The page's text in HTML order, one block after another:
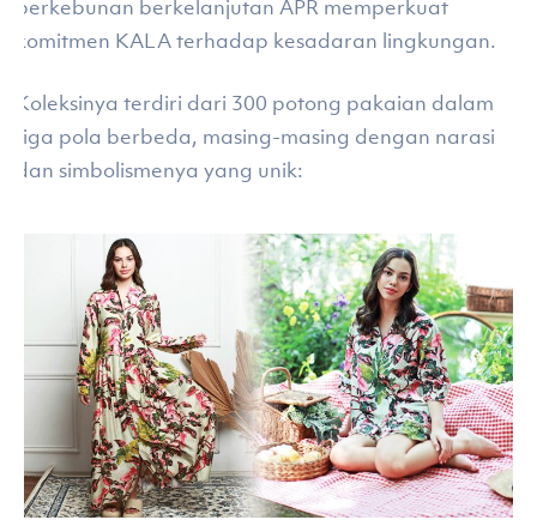
perkebunan berkelanjutan APR memperkuat
komitmen KALA terhadap kesadaran lingkungan.
Koleksinya terdiri dari 300 potong pakaian dalam
tiga pola berbeda, masing-masing dengan narasi
dan simbolismenya yang unik: